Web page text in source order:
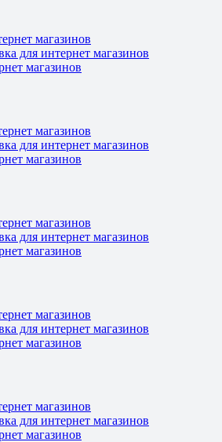
магазинов
для интернет магазинов
магазинов
магазинов
для интернет магазинов
магазинов
магазинов
для интернет магазинов
магазинов
магазинов
для интернет магазинов
магазинов
магазинов
для интернет магазинов
магазинов